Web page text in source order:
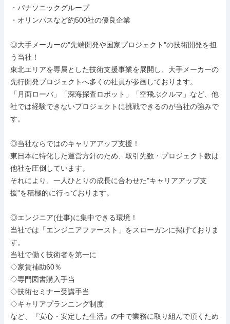
・パナソニックグループ
・オリンパスなど約500社の優良企業
◎大手メーカーの"先端開発や国家プロジェクト"の技術開発を担
う当社！
東北エリアを専属とした技術支援事業を展開し、大手メーカーの
先行開発プロジェクトへ多くの社員が参画しております。
「月面ローバ」「深海探査ロボット」「空飛ぶクルマ」など、他
社では経験できないプロジェクトに挑戦できるのが当社の強みで
す。
◎当社ならではのキャリアアップ支援！
東日本に特化した運営方針のため、取引先数・プロジェクト数は
他社を圧倒しています。
それにより、一人ひとりの成長に合わせた"キャリアアップ支
援"を積極的に行っております。
◎エンジニア(仕事)に集中できる環境！
当社では「エンジニアファースト」をスローガンに掲げておりま
す。
当社で働く技術者を第一に
◇家賃補助60％
◇専門図書購入手当
◇技術セミナー受講手当
◇キャリアプランニング制度
など、『安心・安定した生活』の中で業務に取り組んで頂くため